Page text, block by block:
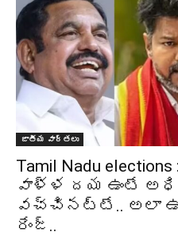
జాతీయ వార్తలు
Tamil Nadu
వాళ్ళ దయ ఉంటే
వచ్చినట్టే.. అలా
రేంజ్..